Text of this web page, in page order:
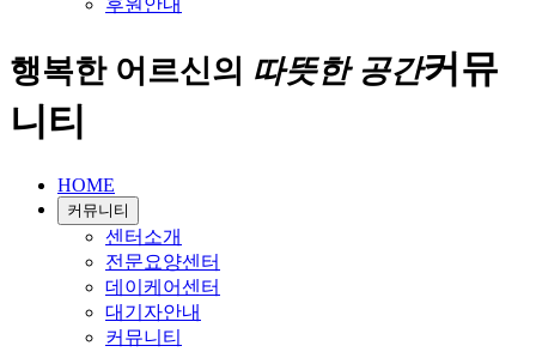
행복한 어르신의 따뜻한 공간커뮤
니티
HOME
커뮤니티
센터소개
전문요양센터
데이케어센터
대기자안내
커뮤니티